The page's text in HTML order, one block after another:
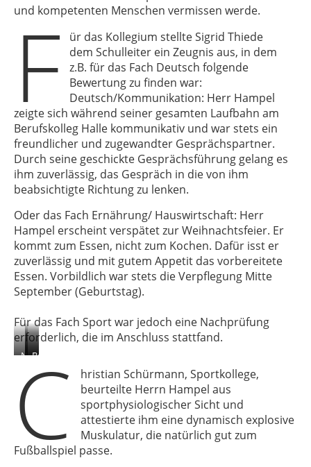
und kompetenten Menschen vermissen werde.
F
ür das Kollegium stellte Sigrid Thiede
dem Schulleiter ein Zeugnis aus, in dem
z.B. für das Fach Deutsch folgende
Bewertung zu finden war:
Deutsch/Kommunikation: Herr Hampel
zeigte sich während seiner gesamten Laufbahn am
Berufskolleg Halle kommunikativ und war stets ein
freundlicher und zugewandter Gesprächspartner.
Durch seine geschickte Gesprächsführung gelang es
ihm zuverlässig, das Gespräch in die von ihm
beabsichtigte Richtung zu lenken.
Oder das Fach Ernährung/ Hauswirtschaft: Herr
Hampel erscheint verspätet zur Weihnachtsfeier. Er
kommt zum Essen, nicht zum Kochen. Dafür isst er
zuverlässig und mit gutem Appetit das vorbereitete
Essen. Vorbildlich war stets die Verpflegung Mitte
September (Geburtstag).
Für das Fach Sport war jedoch eine Nachprüfung
erforderlich, die im Anschluss stattfand.
Nachprüfung
1
an
Bestanden
C
hristian Schürmann, Sportkollege,
beurteilte Herrn Hampel aus
sportphysiologischer Sicht und
attestierte ihm eine dynamisch explosive
Muskulatur, die natürlich gut zum
Fußballspiel passe.